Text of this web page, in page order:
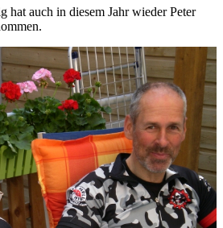
auch in diesem Jahr wieder Peter